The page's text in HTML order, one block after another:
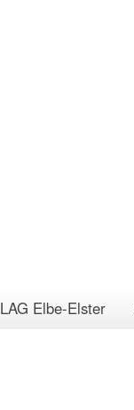
LAG Elbe-Elster